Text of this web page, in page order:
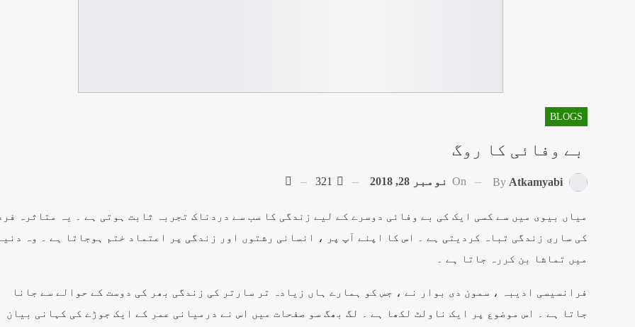
BLOGS
بے وفائی کا روگ
By Atkamyabi
On نومبر 28, 2018
میاں بیوی میں سے کسی ایک کی بے وفائی دوسرے کے لیے زندگی کا سب سے دردناک تجربہ ثابت ہوتی ہے ۔ یہ متاثرہ
کی ساری زندگی تباہ کردیتی ہے ۔ اس کا اپنے آپ پر ، انسانی رشتوں اور زندگی پر اعتماد ختم ہوجاتا ہے ۔ وہ
میں تماشا بن کررہ جاتا ہے ۔
فرانسیسی ادیبہ ، سمون دی بوار نے ، جس کو ہمارے ہاں زیادہ تر سارتر کی زندگی بھر کی دوست کے حوالے سے جانا
جاتا ہے ۔ اس موضوع پر ایک ناولٹ لکھا ہے ۔ لگ بھگ سو صفحات میں اس نے درمیانی عمر کے ایک جوڑے کی کہانی بیان